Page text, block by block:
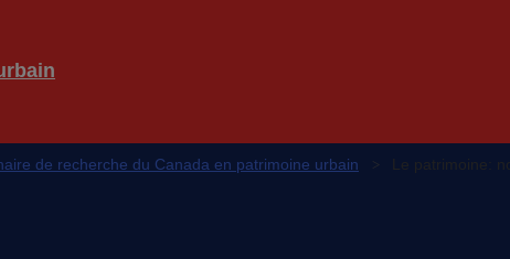
de recherche du Canada en patrimoine urbain Le patrimoine: